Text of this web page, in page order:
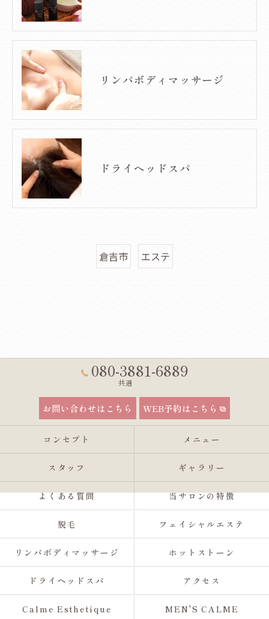
リンパボディマッサージ
ドライヘッドスパ
倉吉市 エステ
080-3881-6889
共通
お問い合わせはこちら WEB予約はこちら
コンセプト メニュー
スタッフ ギャラリー
よくある質問 当サロンの特徴
脱毛 フェイシャルエステ
リンパボディマッサージ ホットストーン
ドライヘッドスパ アクセス
Calme Esthetique MEN'S CALME